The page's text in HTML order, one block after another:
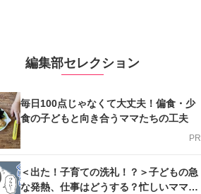
編集部セレクション
毎日100点じゃなくて大丈夫！偏食・少
食の子どもと向き合うママたちの工夫
PR
＜出た！子育ての洗礼！？＞子どもの急
な発熱、仕事はどうする？忙しいママを